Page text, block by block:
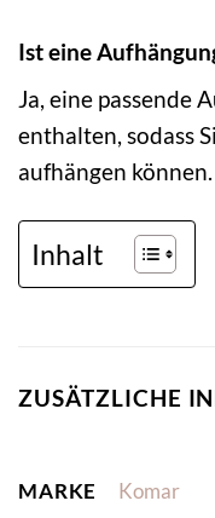
Ist eine
Ja, eine passende
enthalten, sodass
aufhängen können.
Inhalt
ZUSÄTZLICHE
MARKE Komar